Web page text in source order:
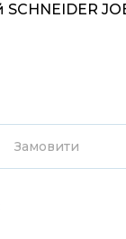
Замовити